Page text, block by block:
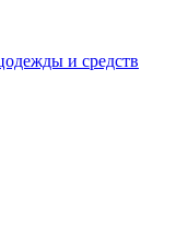
и средств